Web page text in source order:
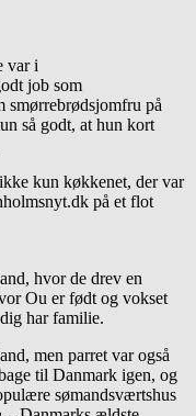
var i
job som
smørrebrødsjomfru på
så godt, at hun kort
kun køkkenet, der var
på et flot
hvor de drev en
Ou er født og vokset
har familie.
men parret var også
til Danmark igen, og
sømandsværtshus